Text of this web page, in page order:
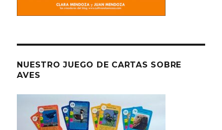
NUESTRO JUEGO DE CARTAS SOBRE
AVES